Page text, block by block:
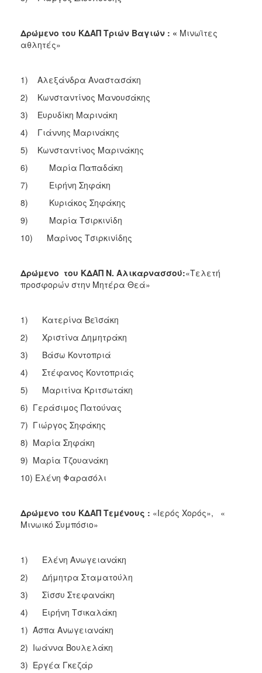
Δρώμενο του ΚΔΑΠ Τριών Βαγιών : « Μινωϊτες
αθλητές»
1) Αλεξάνδρα Αναστασάκη
2) Κωνσταντίνος Μανουσάκης
3) Ευρυδίκη Μαρινάκη
4) Γιάννης Μαρινάκης
5) Κωνσταντίνος Μαρινάκης
6) Μαρία Παπαδάκη
7) Ειρήνη Σηφάκη
8) Κυριάκος Σηφάκης
9) Μαρία Τσιρκινίδη
10) Μαρίνος Τσιρκινίδης
Δρώμενο του ΚΔΑΠ Ν. Αλικαρνασσού:«Τελετή
προσφορών στην Μητέρα Θεά»
1) Κατερίνα Βεϊσάκη
2) Χριστίνα Δημητράκη
3) Βάσω Κοντοπριά
4) Στέφανος Κοντοπριάς
5) Μαριτίνα Κριτσωτάκη
6) Γεράσιμος Πατούνας
7) Γιώργος Σηφάκης
8) Μαρία Σηφάκη
9) Μαρία Τζουανάκη
10) Ελένη Φαρασόλι
Δρώμενο του ΚΔΑΠ Τεμένους : «Ιερός Χορός», «
Μινωικό Συμπόσιο»
1) Ελένη Ανωγειανάκη
2) Δήμητρα Σταματούλη
3) Σίσσυ Στεφανάκη
4) Ειρήνη Τσικαλάκη
1) Άσπα Ανωγειανάκη
2) Ιωάννα Βουλελάκη
3) Εργέα Γκεζάρ